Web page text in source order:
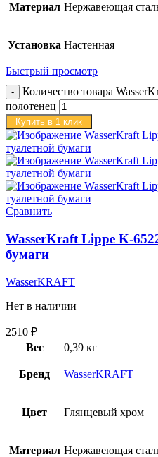
Материал Нержавеющая
Установка Настенная
Быстрый просмотр
Количество товара
полотенец
Купить в 1 клик
Сравнить
WasserKraft Lippe K-
бумаги
WasserKRAFT
Нет в наличии
2510 ₽
Вес
0,39 кг
Бренд WasserKRAFT
Цвет Глянцевый хром
Материал Нержавеющая